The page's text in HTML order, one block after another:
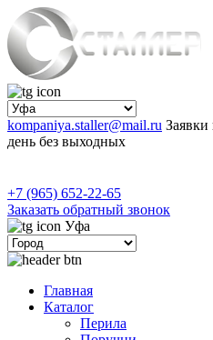
kompaniya.staller@mail.ru
день без выходных
+7 (965) 652-22-65
Заказать обратный звонок
Уфа
Главная
Каталог
Перила